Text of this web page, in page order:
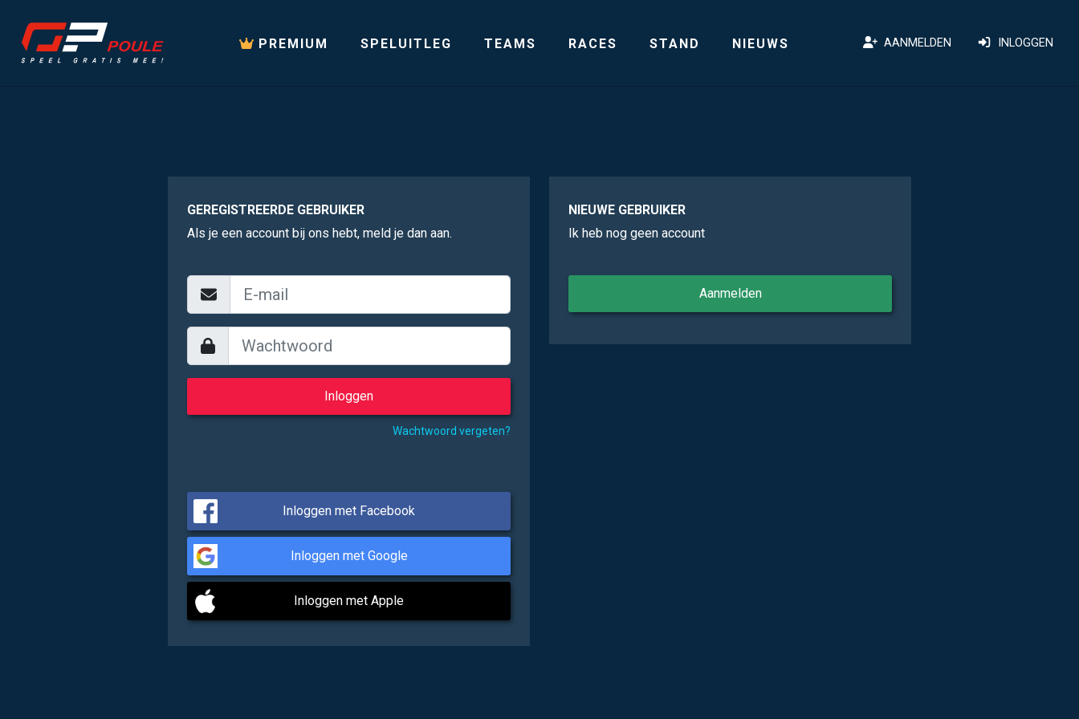
PREMIUM SPELUITLEG TEAMS RACES STAND NIEUWS AANMELDEN INLOGGEN
GEREGISTREERDE GEBRUIKER
Als je een account bij ons hebt, meld je dan aan.
Wachtwoord vergeten?
Inloggen met Facebook
Inloggen met Google
Inloggen met Apple
NIEUWE GEBRUIKER
Ik heb nog geen account
Aanmelden